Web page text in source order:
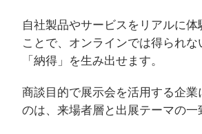
自社製品やサービスをリアルに体
ことで、オンラインでは得られな
「納得」を生み出せます。
商談目的で展示会を活用する企業
のは、来場者層と出展テーマの一